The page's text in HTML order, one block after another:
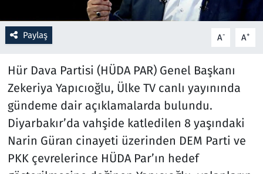
Paylaş A- A+
Hür Dava Partisi (HÜDA PAR) Genel Başkanı
Zekeriya Yapıcıoğlu, Ülke TV canlı yayınında
gündeme dair açıklamalarda bulundu.
Diyarbakır’da vahşide katledilen 8 yaşındaki
Narin Güran cinayeti üzerinden DEM Parti ve
PKK çevrelerince HÜDA Par’ın hedef
Seçim 2023
Teknoloji ve Bilim
Televizyon